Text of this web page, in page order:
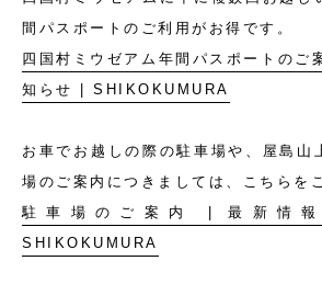
間パスポートのご利用がお得です。
四国村ミウゼアム年間パスポートのご
知らせ | SHIKOKUMURA
お車でお越しの際の駐車場や、屋島山
場のご案内につきましては、こちらを
駐車場のご案内 | 最新情
SHIKOKUMURA